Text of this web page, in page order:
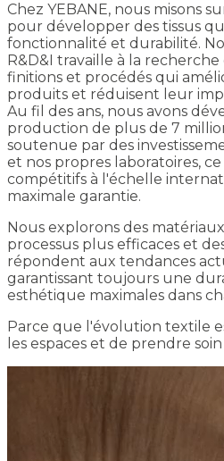
Chez YEBANE, nous misons
pour développer des tissus
fonctionnalité et durabilité.
R&D&I travaille à la
finitions et procédés qui
produits et réduisent leur
Au fil des ans, nous avons
production de plus de 7
soutenue par des
et nos propres laboratoires,
compétitifs à l'échelle
maximale garantie.
Nous explorons des
processus plus efficaces et
répondent aux tendances
garantissant toujours une
esthétique maximales dans
Parce que l'évolution textile
les espaces et de prendre